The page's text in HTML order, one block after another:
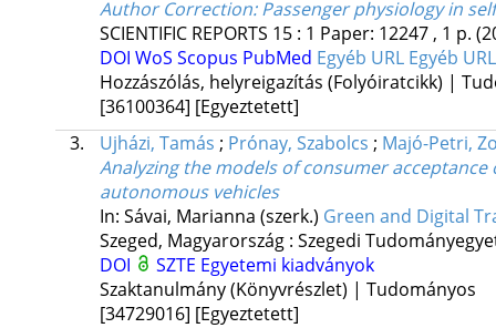
Author Correction: Passenger physiology in
SCIENTIFIC REPORTS 15: 1 Paper: 12247 , 1 p.
DOI WoS Scopus PubMed Egyéb URL Egyéb
Hozzászólás, helyreigazítás (Folyóiratcikk) |
[36100364] [Egyeztetett]
3.
Ujházi, Tamás ; Prónay, Szabolcs ; Majó-Petri,
Analyzing the models of consumer
autonomous vehicles
In: Sávai, Marianna (szerk.) Green and Digital
Szeged, Magyarország : Szegedi
DOI
SZTE Egyetemi kiadványok
Szaktanulmány (Könyvrészlet) | Tudományos
[34729016] [Egyeztetett]